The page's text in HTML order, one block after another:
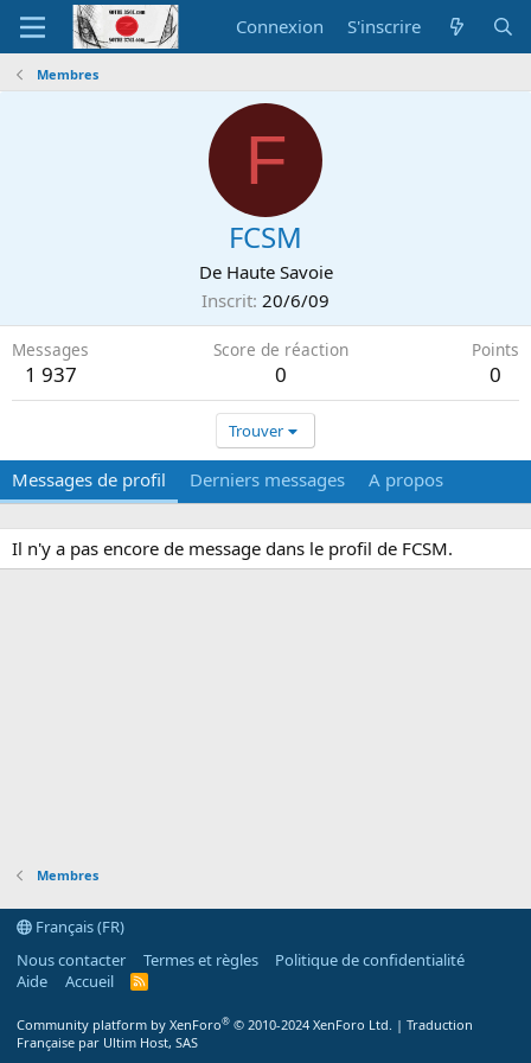
Connexion S'inscrire
Membres
F
FCSM
De Haute Savoie
Inscrit 20/6/09
Messages
1 937
Score de réaction
0
Points
0
Trouver
Messages de profil Derniers messages A propos
Il n'y a pas encore de message dans le profil de FCSM.
Membres
Français (FR)
Nous contacter
Termes et règles
Politique de confidentialité
Aide
Accueil
R
Community platform by XenForo® © 2010-2024 XenForo Ltd. | Traduction
Française par Ultim Host, SAS